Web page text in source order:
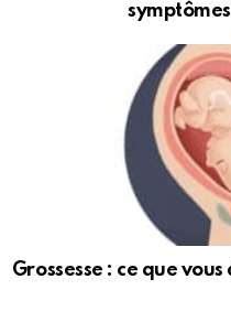
Grossesse : ce que